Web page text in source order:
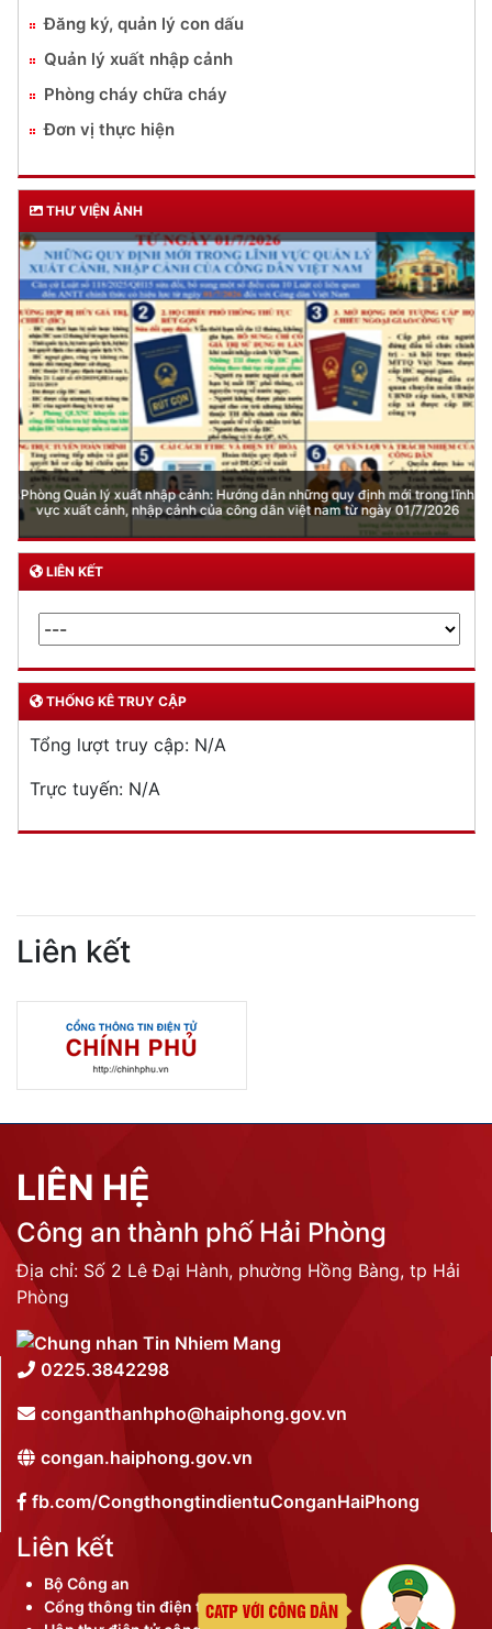
Đăng ký, quản lý con dấu
Quản lý xuất nhập cảnh
Phòng cháy chữa cháy
Đơn vị thực hiện
THƯ VIỆN ẢNH
Phòng Quản lý xuất nhập cảnh: Hướng dẫn những quy định mới trong lĩnh
vực xuất cảnh, nhập cảnh của công dân việt nam từ ngày 01/7/2026
LIÊN KẾT
THỐNG KÊ TRUY CẬP
Tổng lượt truy cập: N/A
Trực tuyến: N/A
Liên kết
LIÊN HỆ
Công an thành phố Hải Phòng
Địa chỉ: Số 2 Lê Đại Hành, phường Hồng Bàng, tp Hải
Phòng
0225.3842298
conganthanhpho@haiphong.gov.vn
congan.haiphong.gov.vn
fb.com/CongthongtindientuConganHaiPhong
Liên kết
Bộ Công an
Cổng thông tin điện tử thành phố